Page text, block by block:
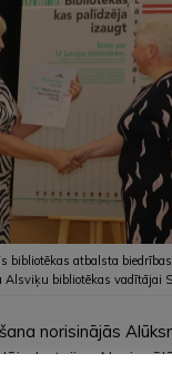
bibliotēkas atbalsta
Alsviķu bibliotēkas vadītājai
norisinājās
Latvijas